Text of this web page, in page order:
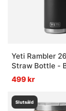
Yeti Rambler
Straw Bottle -
499 kr
Slutsåld